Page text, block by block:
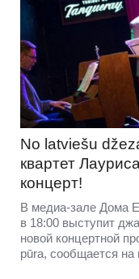
No latviešu
квартет
концерт!
В медиа-зале Дома
в 18:00 выступит
новой концертной
pūra, сообщается на